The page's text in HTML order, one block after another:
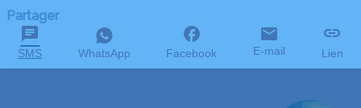
Partager
SMS WhatsApp Facebook E-mail Lien